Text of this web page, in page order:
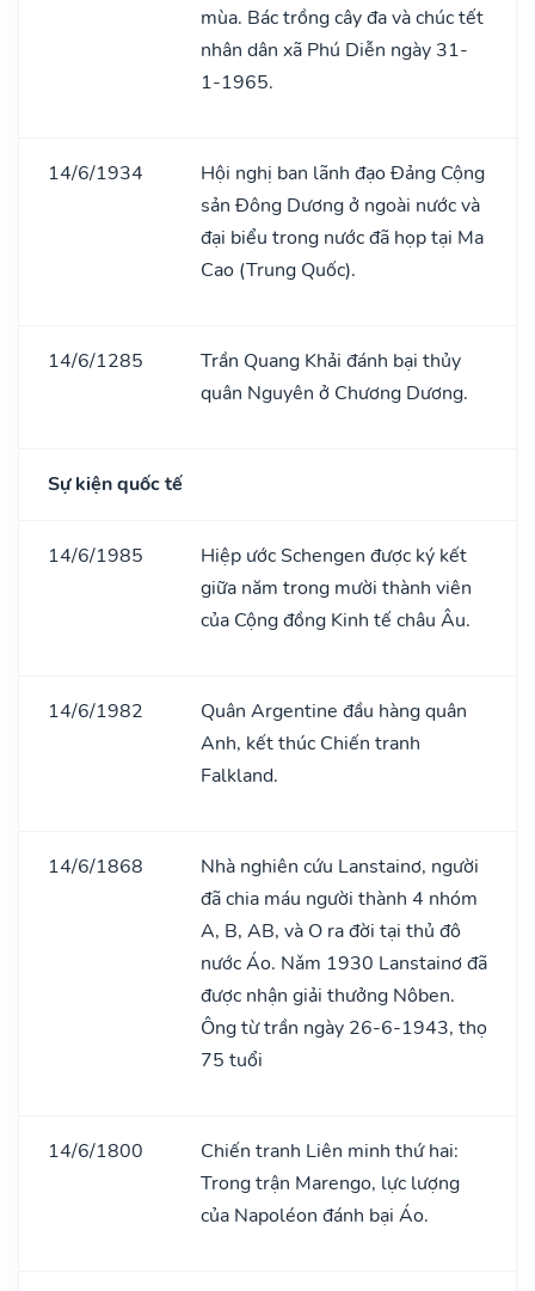
mùa. Bác trồng cây đa và chúc tết
nhân dân xã Phú Diễn ngày 31-
1-1965.
14/6/1934
Hội nghị ban lãnh đạo Đảng Cộng
sản Đông Dương ở ngoài nước và
đại biểu trong nước đã họp tại Ma
Cao (Trung Quốc).
14/6/1285
Trần Quang Khải đánh bại thủy
quân Nguyên ở Chương Dương.
Sự kiện quốc tế
14/6/1985
Hiệp ước Schengen được ký kết
giữa năm trong mười thành viên
của Cộng đồng Kinh tế châu Âu.
14/6/1982
Quân Argentine đầu hàng quân
Anh, kết thúc Chiến tranh
Falkland.
14/6/1868
Nhà nghiên cứu Lanstainơ, người
đã chia máu người thành 4 nhóm
A, B, AB, và O ra đời tại thủ đô
nước Áo. Nǎm 1930 Lanstainơ đã
được nhận giải thưởng Nôben.
Ông từ trần ngày 26-6-1943, thọ
75 tuổi
14/6/1800
Chiến tranh Liên minh thứ hai:
Trong trận Marengo, lực lượng
của Napoléon đánh bại Áo.